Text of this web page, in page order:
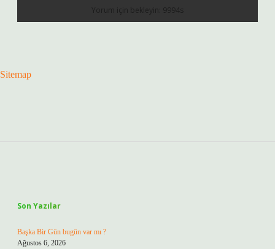
Sitemap
Son Yazılar
Başka Bir Gün bugün var mı ?
Ağustos 6, 2026